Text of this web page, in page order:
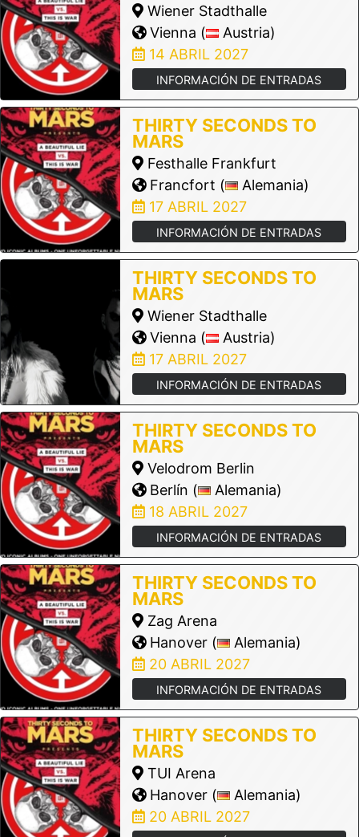
Wiener Stadthalle
Vienna (
Austria)
14 ABRIL 2027
INFORMACIÓN DE ENTRADAS
THIRTY SECONDS TO
MARS
Festhalle Frankfurt
Francfort (
Alemania)
17 ABRIL 2027
INFORMACIÓN DE ENTRADAS
THIRTY SECONDS TO
MARS
Wiener Stadthalle
Vienna (
Austria)
17 ABRIL 2027
INFORMACIÓN DE ENTRADAS
THIRTY SECONDS TO
MARS
Velodrom Berlin
Berlín (
Alemania)
18 ABRIL 2027
INFORMACIÓN DE ENTRADAS
THIRTY SECONDS TO
MARS
Zag Arena
Hanover (
Alemania)
20 ABRIL 2027
INFORMACIÓN DE ENTRADAS
THIRTY SECONDS TO
MARS
TUI Arena
Hanover (
Alemania)
20 ABRIL 2027